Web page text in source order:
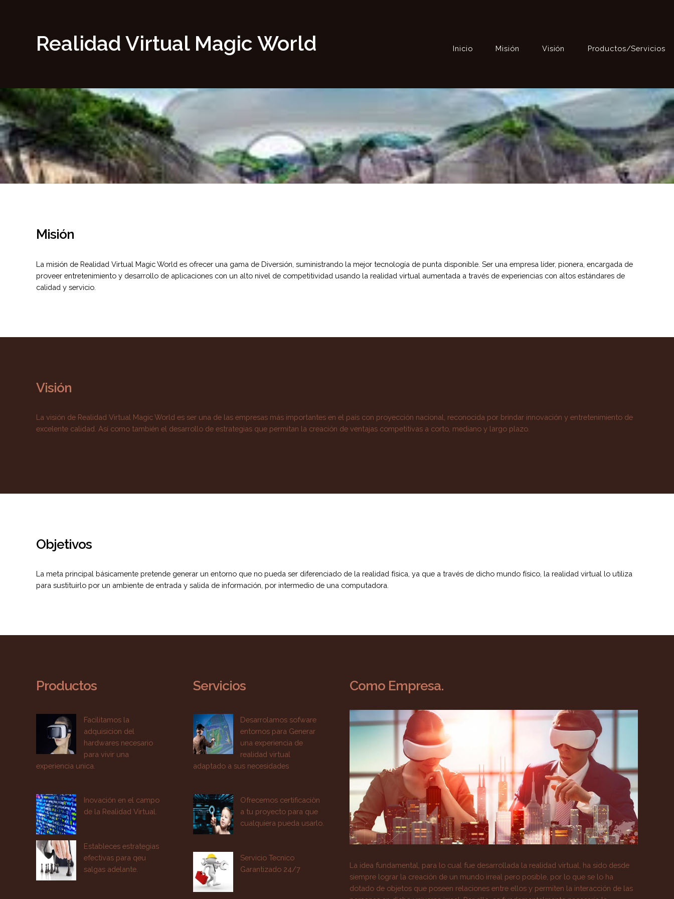
Realidad Virtual Magic World Inicio Misión Visión Productos/Servicios
Misión
La misión de Realidad Virtual Magic World es ofrecer una gama de Diversión, suministrando la mejor tecnología de punta disponible. Ser una empresa líder, pionera, encargada de
proveer entretenimiento y desarrollo de aplicaciones con un alto nivel de competitividad usando la realidad virtual aumentada a través de experiencias con altos estándares de
calidad y servicio.
Visión
La visión de Realidad Virtual Magic World es ser una de las empresas más importantes en el país con proyección nacional, reconocida por brindar innovación y entretenimiento de
excelente calidad. Así como también el desarrollo de estrategias que permitan la creación de ventajas competitivas a corto, mediano y largo plazo.
Objetivos
La meta principal básicamente pretende generar un entorno que no pueda ser diferenciado de la realidad física, ya que a través de dicho mundo físico, la realidad virtual lo utiliza
para sustituirlo por un ambiente de entrada y salida de información, por intermedio de una computadora.
Productos
Facilitamos la
adquisicion del
hardwares necesario
para vivir una
experiencia unica.
Inovación en el campo
de la Realidad Virtual.
Estableces estrategias
efectivas para qeu
salgas adelante.
Servicios
Desarrolamos sofware
entornos para Generar
una experiencia de
realidad virtual
adaptado a sus necesidades
Ofrecemos certificaciòn
a tu proyecto para que
cualquiera pueda usarlo.
Servicio Tecnico
Garantizado 24/7
Como Empresa.
La idea fundamental, para lo cual fue desarrollada la realidad virtual, ha sido desde
siempre lograr la creación de un mundo irreal pero posible, por lo que se lo ha
dotado de objetos que poseen relaciones entre ellos y permiten la interacción de las